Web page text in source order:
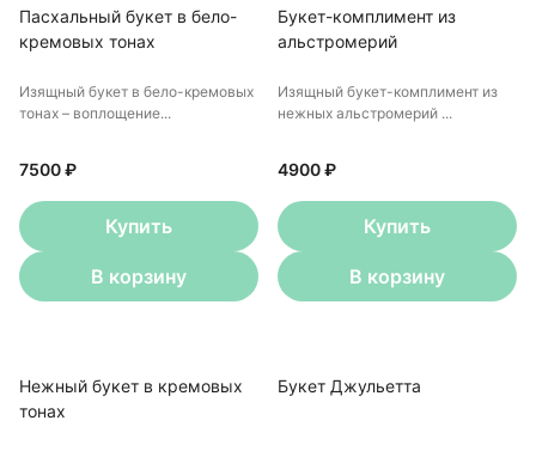
Пасхальный букет в бело-
кремовых тонах
Изящный букет в бело-кремовых
тонах – воплощение...
7500 ₽
Купить
В корзину
Букет-комплимент из
альстромерий
Изящный букет-комплимент из
нежных альстромерий ...
4900 ₽
Купить
В корзину
Нежный букет в кремовых
тонах
Букет Джульетта